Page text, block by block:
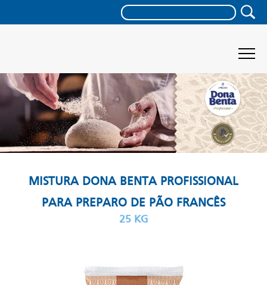
MISTURA DONA BENTA PROFISSIONAL
PARA PREPARO DE PÃO FRANCÊS
25 KG